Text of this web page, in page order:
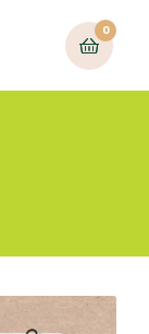
0